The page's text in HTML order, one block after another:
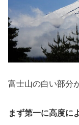
富士山の白い部分
まず第一に高度に